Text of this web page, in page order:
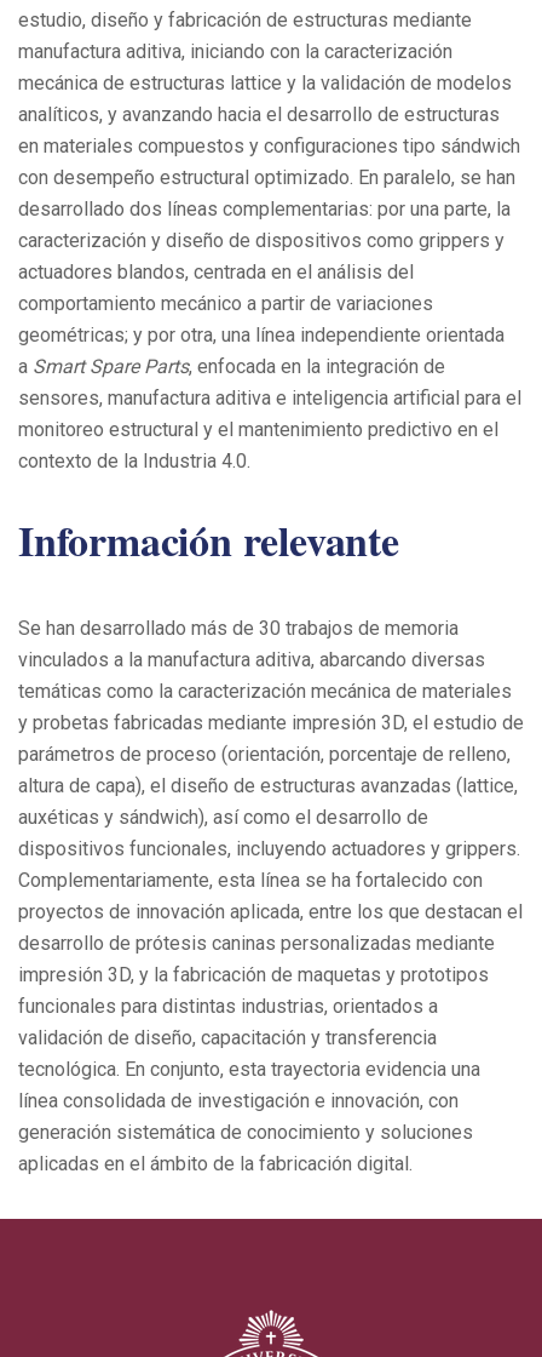
estudio, diseño y fabricación de estructuras mediante
manufactura aditiva, iniciando con la caracterización
mecánica de estructuras lattice y la validación de modelos
analíticos, y avanzando hacia el desarrollo de estructuras
en materiales compuestos y configuraciones tipo sándwich
con desempeño estructural optimizado. En paralelo, se han
desarrollado dos líneas complementarias: por una parte, la
caracterización y diseño de dispositivos como grippers y
actuadores blandos, centrada en el análisis del
comportamiento mecánico a partir de variaciones
geométricas; y por otra, una línea independiente orientada
a Smart Spare Parts, enfocada en la integración de
sensores, manufactura aditiva e inteligencia artificial para el
monitoreo estructural y el mantenimiento predictivo en el
contexto de la Industria 4.0.
Información relevante
Se han desarrollado más de 30 trabajos de memoria
vinculados a la manufactura aditiva, abarcando diversas
temáticas como la caracterización mecánica de materiales
y probetas fabricadas mediante impresión 3D, el estudio de
parámetros de proceso (orientación, porcentaje de relleno,
altura de capa), el diseño de estructuras avanzadas (lattice,
auxéticas y sándwich), así como el desarrollo de
dispositivos funcionales, incluyendo actuadores y grippers.
Complementariamente, esta línea se ha fortalecido con
proyectos de innovación aplicada, entre los que destacan el
desarrollo de prótesis caninas personalizadas mediante
impresión 3D, y la fabricación de maquetas y prototipos
funcionales para distintas industrias, orientados a
validación de diseño, capacitación y transferencia
tecnológica. En conjunto, esta trayectoria evidencia una
línea consolidada de investigación e innovación, con
generación sistemática de conocimiento y soluciones
aplicadas en el ámbito de la fabricación digital.